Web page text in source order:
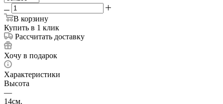
В корзину
Купить в 1 клик
Рассчитать доставку
Хочу в подарок
Характеристики
Высота
—
14см.